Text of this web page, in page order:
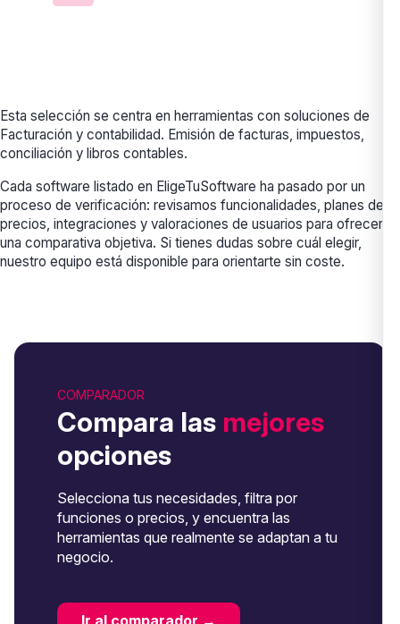
Esta selección se centra en herramientas con soluciones de
Facturación y contabilidad. Emisión de facturas, impuestos,
conciliación y libros contables.
Cada software listado en EligeTuSoftware ha pasado por un
proceso de verificación: revisamos funcionalidades, planes de
precios, integraciones y valoraciones de usuarios para ofrecerte
una comparativa objetiva. Si tienes dudas sobre cuál elegir,
nuestro equipo está disponible para orientarte sin coste.
COMPARADOR
Compara las mejores
opciones
Selecciona tus necesidades, filtra por
funciones o precios, y encuentra las
herramientas que realmente se adaptan a tu
negocio.
Ir al comparador →